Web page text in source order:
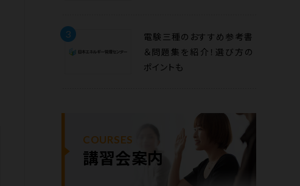
3
電験三種のおすすめ参考書
＆問題集を紹介！選び方の
ポイントも
COURSES
講習会案内